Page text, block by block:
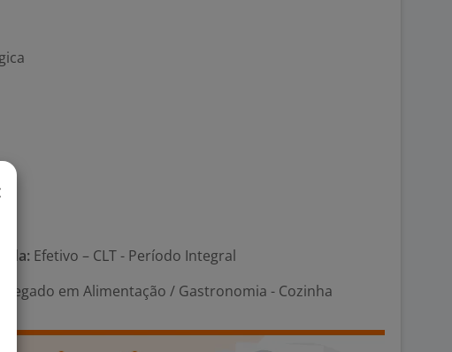
Efetivo – CLT - Período Integral
em Alimentação / Gastronomia - Cozinha